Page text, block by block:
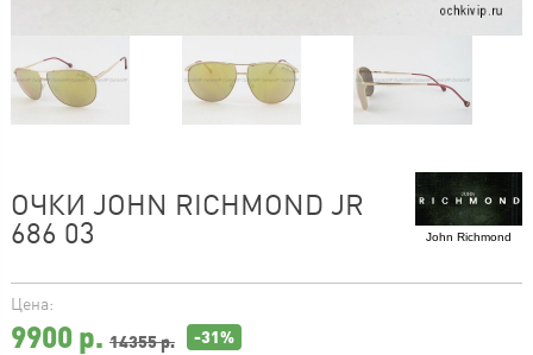
John Richmond
ОЧКИ JOHN RICHMOND JR
686 03
Цена:
9900р. 14355 р. -31%